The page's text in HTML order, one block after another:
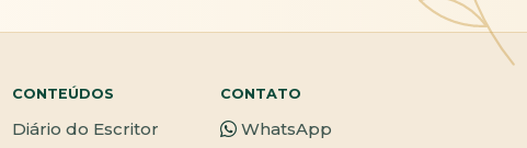
CONTEÚDOS
Diário do Escritor
CONTATO
WhatsApp